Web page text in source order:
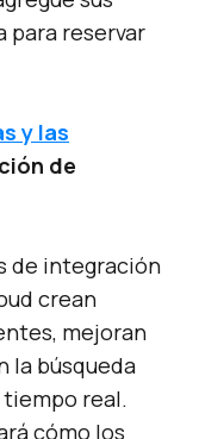
para reservar
y las
de
de integración
crean
mejoran
la búsqueda
real.
cómo los